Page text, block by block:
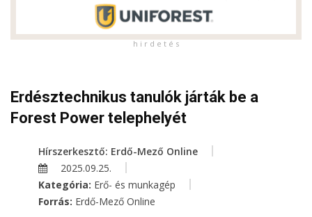
h i r d e t é s
Erdésztechnikus tanulók járták be a
Forest Power telephelyét
Hírszerkesztő: Erdő-Mező Online
2025.09.25.
Kategória: Erő- és munkagép
Forrás: Erdő-Mező Online